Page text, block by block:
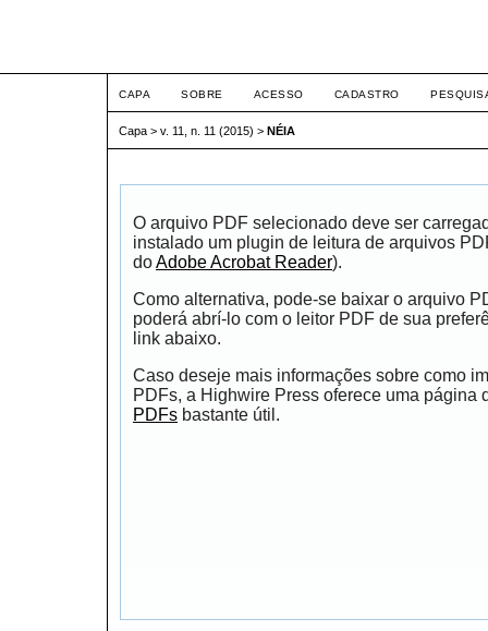
CAPA SOBRE ACESSO CADASTRO
Capa > v. 11, n. 11 (2015) > NÉIA
O arquivo PDF selecionado deve ser
instalado um plugin de leitura de arquivos
doAdobe Acrobat Reader).
Como alternativa, pode-se baixar o arquivo
poderá abrí-lo com o leitor PDF de sua
link abaixo.
Caso deseje mais informações sobre como
PDFs, a Highwire Press oferece uma página
PDFs bastante útil.